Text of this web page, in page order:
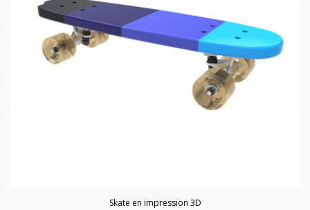
Skate en impression 3D